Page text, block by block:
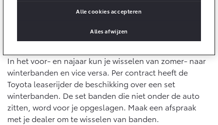
Vanaf € 39.995,-
HYBRIDE
Vanaf € 36.495,-
Toyota C-HR+
BATTERIJ-ELEKTRISCH
RAV4
PLUG-IN HYBRIDE
Onderdelen
Accessoires
Banden
Connected
Toyota Autoverzekering
Toyota Hybride Autoverzekering
Financieren of leasen
Verzekeren
In het voor- en najaar kun je wisselen van zomer- naar
winterbanden en vice versa. Per contract heeft de
Toyota leaserijder de beschikking over een set
winterbanden. De set banden die niet onder de auto
zitten, word voor je opgeslagen. Maak een afspraak
met je dealer om te wisselen van banden.
Alles afwijzen
Alle cookies accepteren